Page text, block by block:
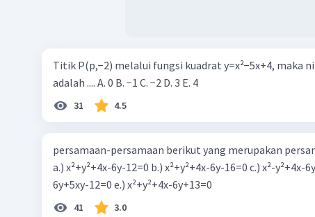
Titik P(p,−2) melalui fungsi kuadrat y=x²−5x+4, maka
adalah .... A. 0 B. −1 C. −2 D. 3 E. 4
31 4.5
persamaan-persamaan berikut yang merupakan
a.) x²+y²+4x-6y-12=0 b.) x²+y²+4x-6y-16=0 c.) x²-y²+4x-
6y+5xy-12=0 e.) x²+y²+4x-6y+13=0
41 3.0